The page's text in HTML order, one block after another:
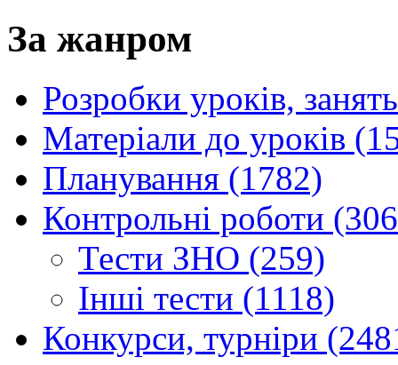
За жанром
Розробки уроків,
Матеріали до уроків
Планування (1782)
Контрольні роботи
Тести ЗНО (259)
Інші тести (1118)
Конкурси, турніри